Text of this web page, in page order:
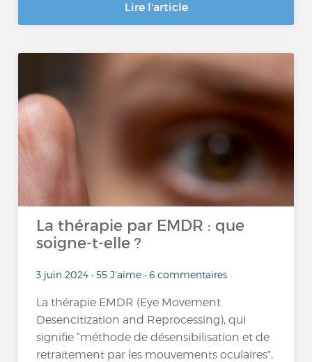
Lire l'article
La thérapie par EMDR : que
soigne-t-elle ?
3 juin 2024 • 55 J'aime • 6 commentaires
La thérapie EMDR (Eye Movement
Desencitization and Reprocessing), qui
signifie “méthode de désensibilisation et de
retraitement par les mouvements oculaires”,